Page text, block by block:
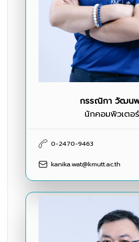
กรรณิกา วัฒน
นักคอมพิวเตอร์
0-2470-9463
kanika.wat@kmutt.ac.th